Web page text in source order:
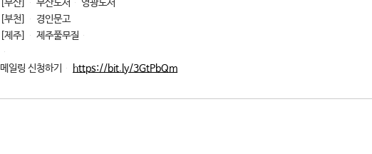
[부산] 부산도서 영광도서
[부천] 경인문고
[제주] 제주풀무질
메일링 신청하기 https://bit.ly/3GtPbQm